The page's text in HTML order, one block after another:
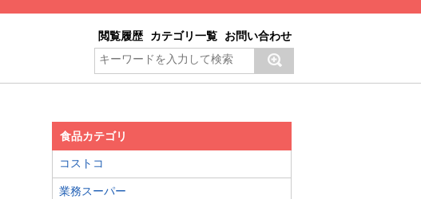
閲覧履歴 カテゴリ一覧 お問い合わせ
食品カテゴリ
コストコ
業務スーパー